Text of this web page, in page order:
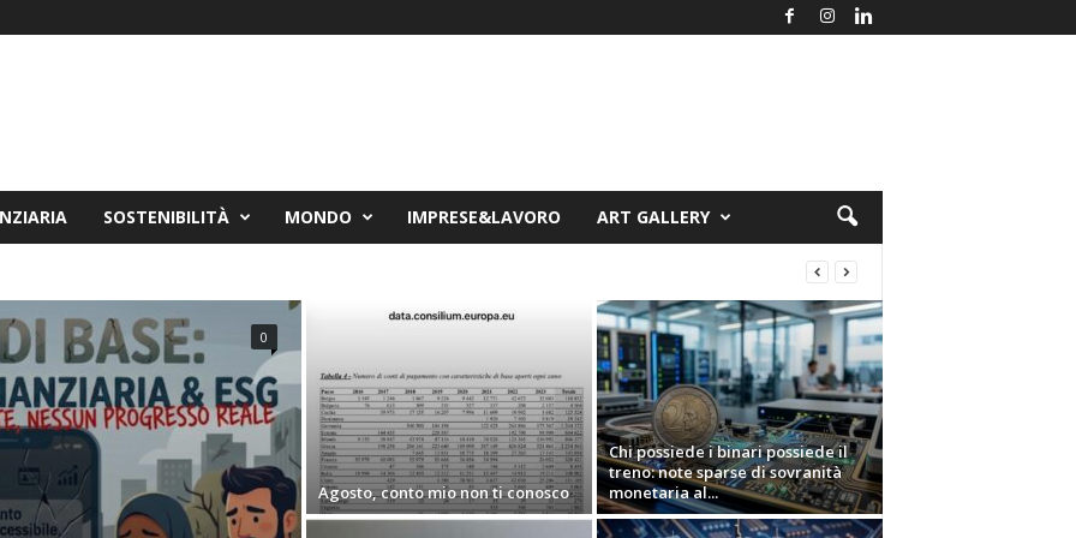
SOSTENIBILITÀ MONDO IMPRESE&LAVORO ART GALLERY
0
Agosto, conto mio non ti conosco
Chi possiede i binari possiede il
treno: note sparse di sovranità
monetaria al...